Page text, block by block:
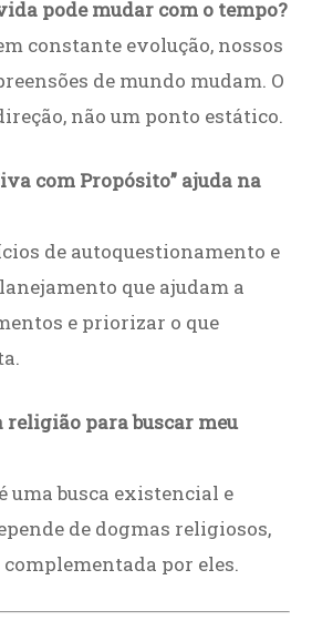
pode mudar com o tempo?
constante evolução, nossos
de mundo mudam. O
não um ponto estático.
com Propósito” ajuda na
de autoquestionamento e
que ajudam a
e priorizar o que
religião para buscar meu
uma busca existencial e
de dogmas religiosos,
complementada por eles.